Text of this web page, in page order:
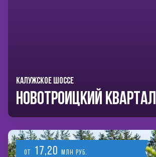
КАЛУЖСКОЕ ШОССЕ
Новотроицкий Квартал
от 17,20 млн руб.